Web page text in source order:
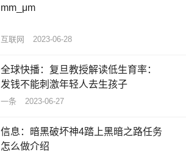
mm_μm
互联网 2023-06-28
全球快播：复旦教授解读低生育率：
发钱不能刺激年轻人去生孩子
一条 2023-06-27
信息：暗黑破坏神4踏上黑暗之路任务
怎么做介绍